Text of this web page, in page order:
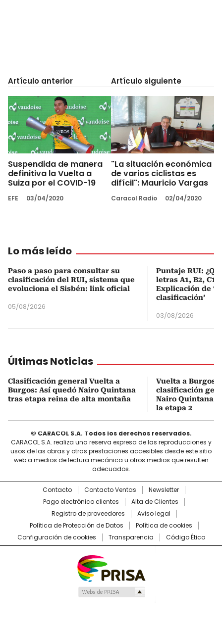
Artículo anterior
Suspendida de manera
definitiva la Vuelta a
Suiza por el COVID-19
EFE 03/04/2020
Artículo siguiente
"La situación económica
de varios ciclistas es
difícil": Mauricio Vargas
Caracol Radio 02/04/2020
Lo más leído
Paso a paso para consultar su
clasificación del RUI, sistema que
evoluciona el Sisbén: link oficial
05/08/2026
Puntaje RUI:
letras A1, B2, C1
Explicación de
clasificación’
03/08/2026
Últimas Noticias
Clasificación general Vuelta a
Burgos: Así quedó Nairo Quintana
tras etapa reina de alta montaña
Vuelta a Burgos
clasificación
Nairo Quintana,
la etapa 2
© CARACOL S.A. Todos los derechos reservados.
CARACOL S.A. realiza una reserva expresa de las reproducciones y
usos de las obras y otras prestaciones accesibles desde este sitio
web a medios de lectura mecánica u otros medios que resulten
adecuados.
Contacto Contacto Ventas
Newsletter
Pago electrónico clientes
Alta de Clientes
Registro de proveedores
Aviso legal
Política de Protección de Datos
Política de cookies
Configuración de cookies
Transparencia Código Ético